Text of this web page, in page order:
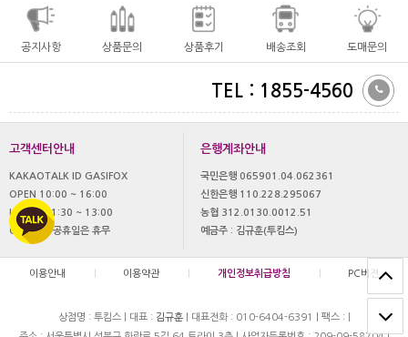
공지사항 상품문의 상품후기 배송조회 도매문의
TEL : 1855-4560
고객센터안내
KAKAOTALK ID GASIFOX
OPEN 10:00 ~ 16:00
LUNCH 11:30 ~ 13:00
OFF 토,일 공휴일은 휴무
은행계좌안내
국민은행 065901.04.062361
신한은행 110.228.295067
농협 312.0130.0012.51
예금주 : 김규훈(투킴스)
이용안내 이용약관 개인정보취급방침 PC버젼
상점명 : 투킴스 대표 : 김규훈 대표전화 : 010-6404-6391 팩스 :